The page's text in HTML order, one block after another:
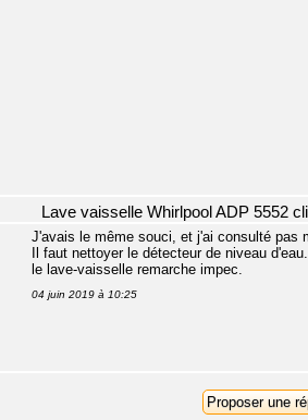
Lave vaisselle Whirlpool ADP 5552
J'avais le même souci, et j'ai consulté pas
Il faut nettoyer le détecteur de niveau
le lave-vaisselle remarche impec.
04 juin 2019 à 10:25